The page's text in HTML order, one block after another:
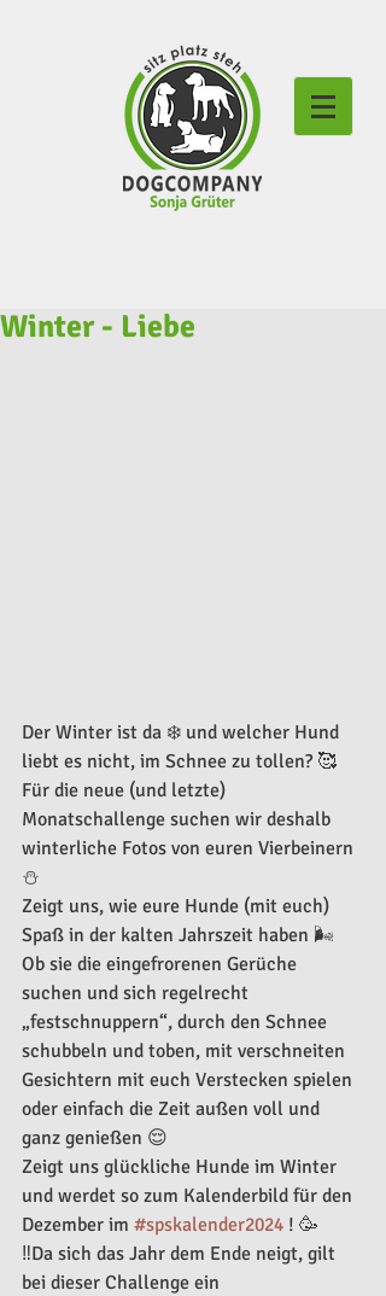
Winter - Liebe
Der Winter ist da ❄️ und welcher Hund
liebt es nicht, im Schnee zu tollen? 🥰
Für die neue (und letzte)
Monatschallenge suchen wir deshalb
winterliche Fotos von euren Vierbeinern
⛄️
Zeigt uns, wie eure Hunde (mit euch)
Spaß in der kalten Jahrszeit haben 🌬️
Ob sie die eingefrorenen Gerüche
suchen und sich regelrecht
„festschnuppern“, durch den Schnee
schubbeln und toben, mit verschneiten
Gesichtern mit euch Verstecken spielen
oder einfach die Zeit außen voll und
ganz genießen 😌
Zeigt uns glückliche Hunde im Winter
und werdet so zum Kalenderbild für den
Dezember im #spskalender2024 ! 🥳
‼️Da sich das Jahr dem Ende neigt, gilt
bei dieser Challenge ein